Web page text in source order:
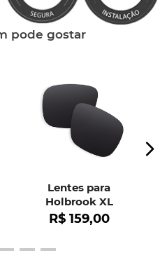
pode gostar
Lentes para
Holbrook XL
R$ 159,00